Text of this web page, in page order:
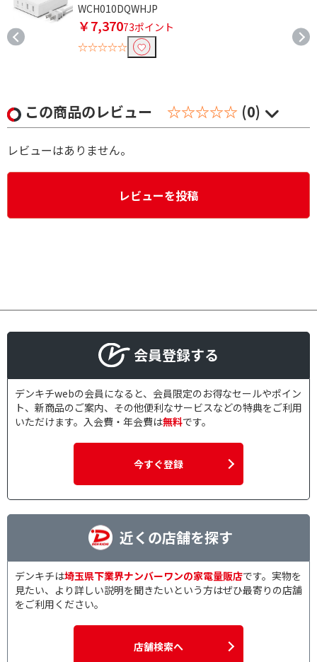
WCH010DQWHJP
￥7,37073ポイント
☆☆☆☆☆
この商品のレビュー ☆☆☆☆☆ (0)
レビューはありません。
レビューを投稿
会員登録する
デンキチwebの会員になると、会員限定のお得なセールやポイン
ト、新商品のご案内、その他便利なサービスなどの特典をご利用
いただけます。入会費・年会費は無料です。
今すぐ登録
近くの店舗を探す
デンキチは埼玉県下業界ナンバーワンの家電量販店です。実物を
見たい、より詳しい説明を聞きたいという方はぜひ最寄りの店舗
をご利用ください。
店舗検索へ